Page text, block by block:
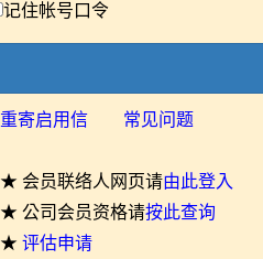
记住帐号口令
重寄启用信 常见问题
★ 会员联络人网页请由此登入
★ 公司会员资格请按此查询
★ 评估申请